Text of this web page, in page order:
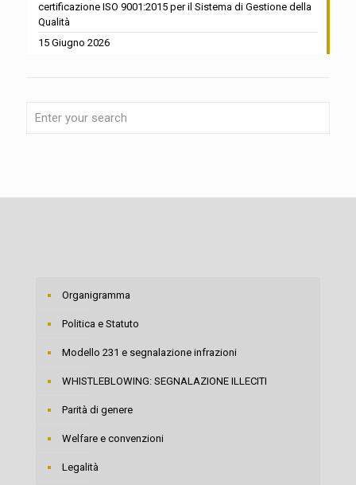
certificazione ISO 9001:2015 per il Sistema di Gestione della
Qualità
15 Giugno 2026
Organigramma
Politica e Statuto
Modello 231 e segnalazione infrazioni
WHISTLEBLOWING: SEGNALAZIONE ILLECITI
Parità di genere
Welfare e convenzioni
Legalità